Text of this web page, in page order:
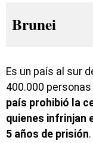
Brunei
Es un país al sur
400.000
país prohibió la
quienes infrinjan
5 años de prisión